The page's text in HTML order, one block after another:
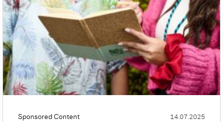
Sponsored Content 14.07.2025